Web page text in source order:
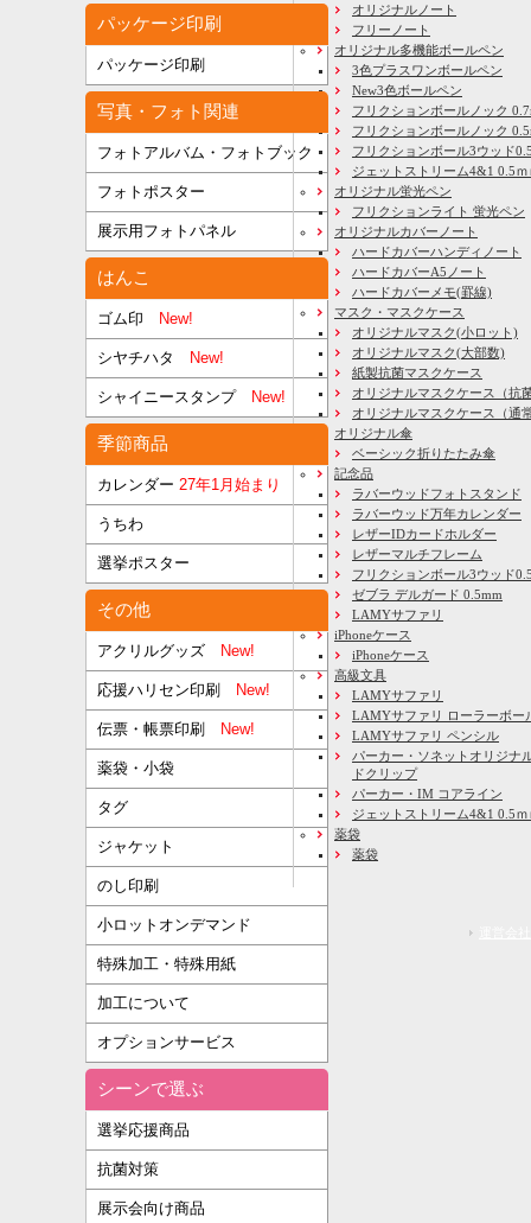
パッケージ印刷
パッケージ印刷
写真・フォト関連
フォトアルバム・フォトブック
フォトポスター
展示用フォトパネル
はんこ
ゴム印 New!
シヤチハタ New!
シャイニースタンプNew!
季節商品
カレンダー 27年1月始まり
うちわ
選挙ポスター
その他
アクリルグッズ New!
応援ハリセン印刷 New!
伝票・帳票印刷 New!
薬袋・小袋
タグ
ジャケット
のし印刷
小ロットオンデマンド
特殊加工・特殊用紙
加工について
オプションサービス
シーンで選ぶ
選挙応援商品
抗菌対策
展示会向け商品
オリジナルノート
フリーノート
オリジナル多機能ボールペン
3色プラスワンボールペン
New3色ボールペン
フリクションボールノック
フリクションボールノック
フリクションボール3ウッド
ジェットストリーム4&1 0.5ｍ
オリジナル蛍光ペン
フリクションライト 蛍光ペン
オリジナルカバーノート
ハードカバーハンディノート
ハードカバーA5ノート
ハードカバーメモ(罫線)
マスク・マスクケース
オリジナルマスク(小ロット)
オリジナルマスク(大部数)
紙製抗菌マスクケース
オリジナルマスクケース（抗
オリジナルマスクケース（通
オリジナル傘
ベーシック折りたたみ傘
記念品
ラバーウッドフォトスタンド
ラバーウッド万年カレンダー
レザーIDカードホルダー
レザーマルチフレーム
フリクションボール3ウッド
ゼブラ デルガード 0.5mm
LAMYサファリ
iPhoneケース
iPhoneケース
高級文具
LAMYサファリ
LAMYサファリ ローラーボー
LAMYサファリ ペンシル
パーカー・ソネットオリジナ
ドクリップ
パーカー・IM コアライン
ジェットストリーム4&1 0.5ｍ
薬袋
薬袋